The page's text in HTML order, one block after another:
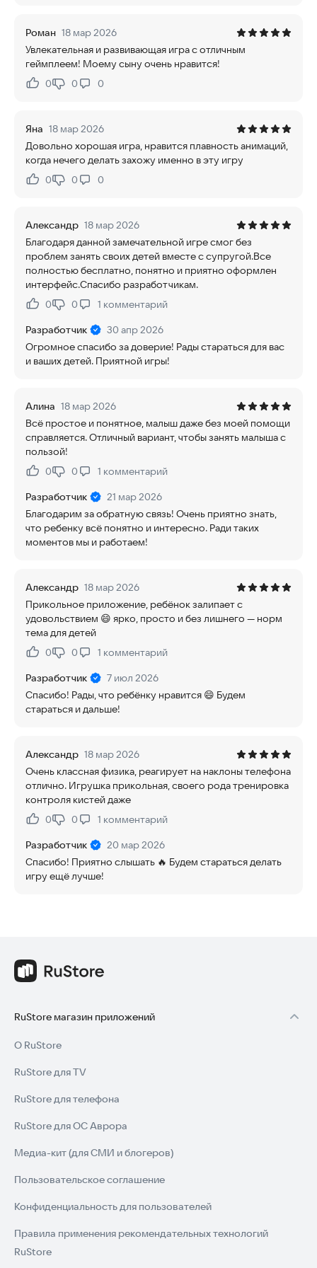
Роман 18 мар 2026
Увлекательная и развивающая игра с отличным
геймплеем! Моему сыну очень нравится!
Нравится:
0Не нравится:
0 0
Яна 18 мар 2026
Довольно хорошая игра, нравится плавность анимаций,
когда нечего делать захожу именно в эту игру
Нравится:
0Не нравится:
0 0
Александр 18 мар 2026
Благодаря данной замечательной игре смог без
проблем занять своих детей вместе с супругой.Все
полностью бесплатно, понятно и приятно оформлен
интерфейс.Спасибо разработчикам.
Нравится:
0Не нравится:
0 1 комментарий
Разработчик
30 апр 2026
Огромное спасибо за доверие! Рады стараться для вас
и ваших детей. Приятной игры!
Алина 18 мар 2026
Всё простое и понятное, малыш даже без моей помощи
справляется. Отличный вариант, чтобы занять малыша с
пользой!
Нравится:
0Не нравится:
0 1 комментарий
Разработчик
21 мар 2026
Благодарим за обратную связь! Очень приятно знать,
что ребенку всё понятно и интересно. Ради таких
моментов мы и работаем!
Александр 18 мар 2026
Прикольное приложение, ребёнок залипает с
удовольствием 😄 ярко, просто и без лишнего — норм
тема для детей
Нравится:
0Не нравится:
0 1 комментарий
Разработчик
7 июл 2026
Спасибо! Рады, что ребёнку нравится 😄 Будем
стараться и дальше!
Александр 18 мар 2026
Очень классная физика, реагирует на наклоны телефона
отлично. Игрушка прикольная, своего рода тренировка
контроля кистей даже
Нравится:
0Не нравится:
0 1 комментарий
Разработчик
20 мар 2026
Спасибо! Приятно слышать 🔥 Будем стараться делать
игру ещё лучше!
RuStore магазин приложений
О RuStore
RuStore для TV
RuStore для телефона
RuStore для ОС Аврора
Медиа-кит (для СМИ и блогеров)
Пользовательское соглашение
Конфиденциальность для пользователей
Правила применения рекомендательных технологий
RuStore